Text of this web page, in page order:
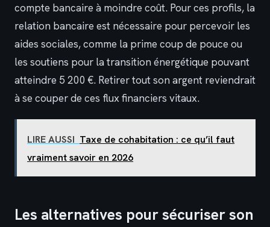
compte bancaire à moindre coût. Pour ces profils, la
relation bancaire est nécessaire pour percevoir les
aides sociales, comme la prime coup de pouce ou
les soutiens pour la transition énergétique pouvant
atteindre 5 200 €. Retirer tout son argent reviendrait
à se couper de ces flux financiers vitaux.
LIRE AUSSI Taxe de cohabitation : ce qu’il faut
vraiment savoir en 2026
Les alternatives pour sécuriser son